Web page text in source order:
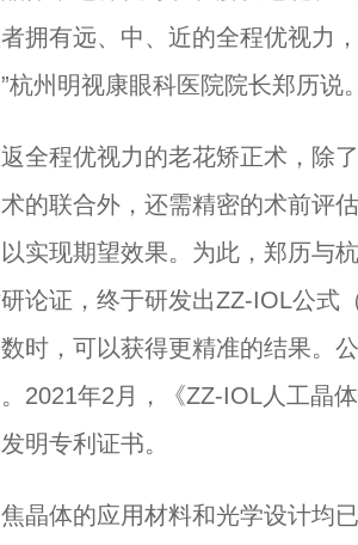
拥有远、中、近的全程优视力
杭州明视康眼科医院院长郑历说
程优视力的老花矫正术，除了
的联合外，还需精密的术前评
实现期望效果。为此，郑历与
论证，终于研发出ZZ-IOL公式
时，可以获得更精准的结果。
2021年2月，《ZZ-IOL人工晶
明专利证书。
体的应用材料和光学设计均已